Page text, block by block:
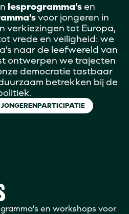
lesprogramma’sen
voor jongeren in
verkiezingen tot Europa,
vrede en veiligheid: we
naar de leefwereld van
ontwerpen we trajecten
democratie tastbaar
betrekken bij de
JONGERENPARTICIPATIE
en workshops voor